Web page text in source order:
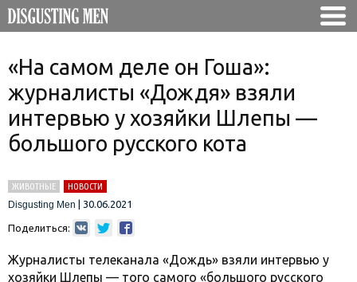
«На самом деле он Гоша»:
журналисты «Дождя» взяли
интервью у хозяйки Шлепы —
большого русского кота
ЖИВОТНЫЕ
НОВОСТИ
Disgusting Men
30.06.2021
Поделиться:
Журналисты телеканала «Дождь» взяли интервью у
хозяйки Шлепы — того самого «большого русского